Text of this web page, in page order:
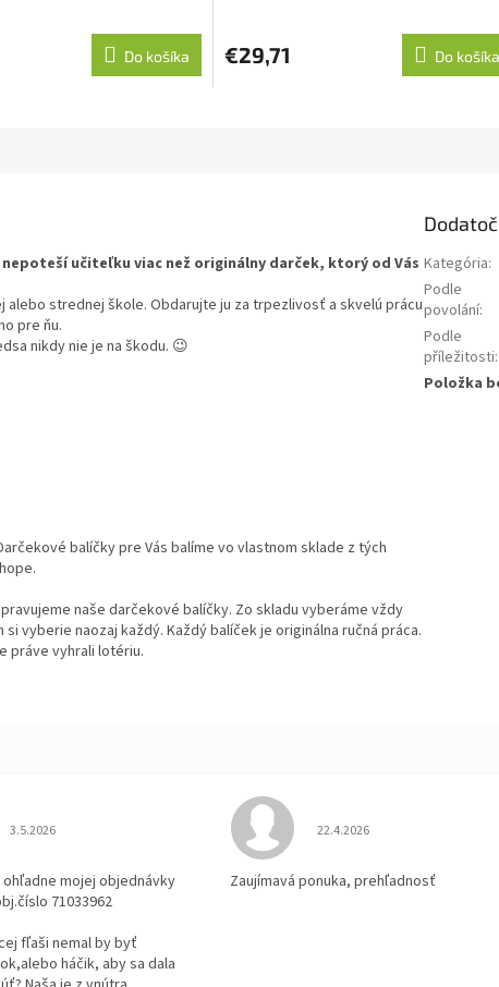
Do košíka €29,71 Do košíka
učiteľku viac než originálny darček, ktorý od Vás
alebo strednej škole. Obdarujte ju za trpezlivosť a skvelú prácu
pre ňu.
nikdy nie je na škodu. 😉
balíčky pre Vás balíme vo vlastnom sklade z tých
naše darčekové balíčky. Zo skladu vyberáme vždy
vyberie naozaj každý. Každý balíček je originálna ručná práca.
práve vyhrali lotériu.
Kategória:
Podle
povolání:
Podle
příležitosti:
Položka
Hodnotenie obchodu je 3 z 5 hviezdičiek.
3.5.2026
ohľadne mojej objednávky
71033962
fľaši nemal by byť
háčik, aby sa dala
Hodnotenie obchodu je 5 z
22.4.2026
Zaujímavá ponuka, prehľadnosť